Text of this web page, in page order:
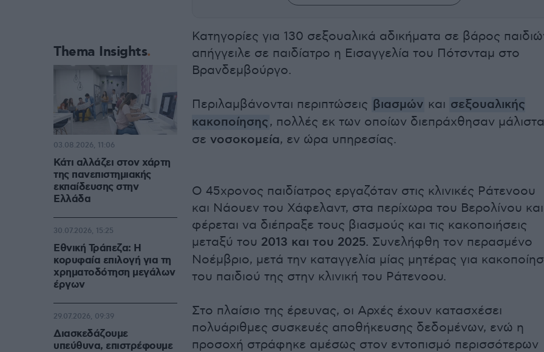
Κατηγορίες για 130 σεξουαλικά αδικήματα σε βάρος
απήγγειλε σε παιδίατρο η Εισαγγελία του Πότσνταμ στο
Βρανδεμβούργο.
Περιλαμβάνονται περιπτώσεις βιασμών και σεξουαλικής
κακοποίησης, πολλές εκ των οποίων διεπράχθησαν μάλιστα
σε νοσοκομεία, εν ώρα υπηρεσίας.
Ο 45χρονος παιδίατρος εργαζόταν στις κλινικές Ράτενοου
και Νάουεν του Χάφελαντ, στα περίχωρα του Βερολίνου και
φέρεται να διέπραξε τους βιασμούς και τις κακοποιήσεις
μεταξύ του 2013 και του 2025. Συνελήφθη τον περασμένο
Νοέμβριο, μετά την καταγγελία μίας μητέρας για
του παιδιού της στην κλινική του Ράτενοου.
Στο πλαίσιο της έρευνας, οι Αρχές έχουν κατασχέσει
πολυάριθμες συσκευές αποθήκευσης δεδομένων, ενώ η
προσοχή στράφηκε αμέσως στον εντοπισμό περισσότερων
Thema Insights
Κάτι αλλάζει στον χάρτη
της πανεπιστημιακής
εκπαίδευσης στην
Ελλάδα
03.08.2026, 11:06
Εθνική Τράπεζα: Η
κορυφαία επιλογή για τη
χρηματοδότηση μεγάλων
έργων
30.07.2026, 15:25
Διασκεδάζουμε
υπεύθυνα, επιστρέφουμε
29.07.2026, 09:39